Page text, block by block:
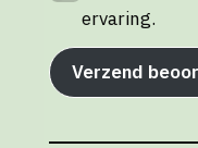
ervaring.
Verzend